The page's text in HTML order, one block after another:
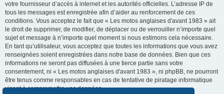
votre fournisseur d’accès à internet et les autorités officielles. L’adresse IP de
tous les messages est enregistrée afin d’aider au renforcement de ces
conditions. Vous acceptez le fait que « Les motos anglaises d'avant 1983 » ait
le droit de supprimer, de modifier, de déplacer ou de verrouiller n’importe quel
sujet et message à n’importe quel moment si nous estimons cela nécessaire.
En tant qu’utilisateur, vous acceptez que toutes les informations que vous avez
renseignées soient enregistrées dans notre base de données. Bien que ces
informations ne seront pas diffusées à une tierce partie sans votre
consentement, ni « Les motos anglaises d'avant 1983 », ni phpBB, ne pourront
être tenus comme responsables en cas de tentative de piratage informatique
visant à compromettre vos données.